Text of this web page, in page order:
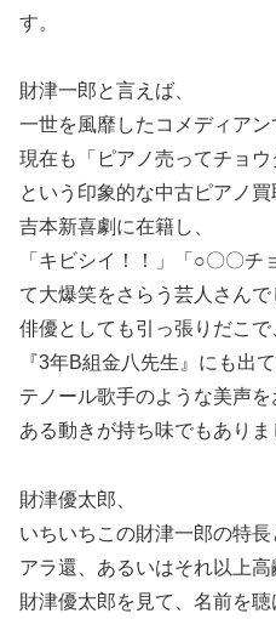
す。
財津一郎と言えば、
一世を風靡したコメディアン
現在も「ピアノ売ってチョウ
という印象的な中古ピアノ買
吉本新喜劇に在籍し、
「キビシイ！！」「○〇〇
て大爆笑をさらう芸人さんで
俳優としても引っ張りだこで
『3年B組金八先生』にも出
テノール歌手のような美声
ある動きが持ち味でもありま
財津優太郎、
いちいちこの財津一郎の特長
アラ還、あるいはそれ以上高
財津優太郎を見て、名前を